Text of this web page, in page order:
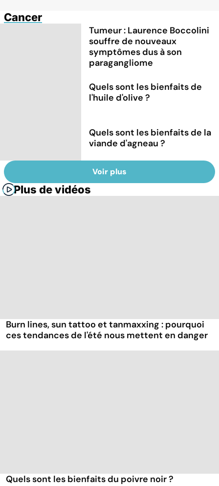
Cancer
Tumeur : Laurence Boccolini
souffre de nouveaux
symptômes dus à son
paragangliome
Quels sont les bienfaits de
l'huile d'olive ?
Quels sont les bienfaits de la
viande d'agneau ?
Voir plus
Plus de vidéos
Burn lines, sun tattoo et tanmaxxing : pourquoi
ces tendances de l'été nous mettent en danger
Quels sont les bienfaits du poivre noir ?